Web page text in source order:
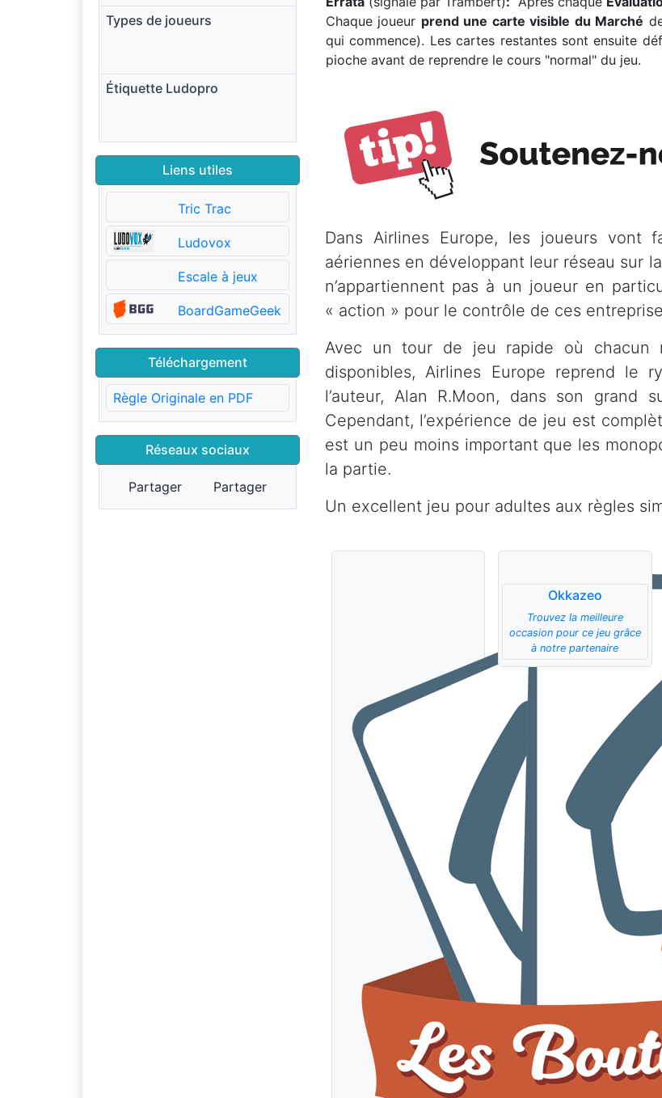
Types de joueurs
Étiquette Ludopro
Liens utiles
Tric Trac
Ludovox
Escale à jeux
BoardGameGeek
Téléchargement
Règle Originale en PDF
Réseaux sociaux
Partager Partager
Chaque joueur prend une carte visible du Marché
qui commence). Les cartes restantes sont ensuite
pioche avant de reprendre le cours "normal" du jeu.
Dans Airlines Europe, les joueurs vont
aériennes en développant leur réseau sur
n’appartiennent pas à un joueur en
« action » pour le contrôle de ces
Avec un tour de jeu rapide où chacun
disponibles, Airlines Europe reprend le
l’auteur, Alan R.Moon, dans son grand
Cependant, l’expérience de jeu est
est un peu moins important que les
la partie.
Un excellent jeu pour adultes aux règles
Okkazeo
Trouvez la meilleure
occasion pour ce jeu grâce
à notre partenaire